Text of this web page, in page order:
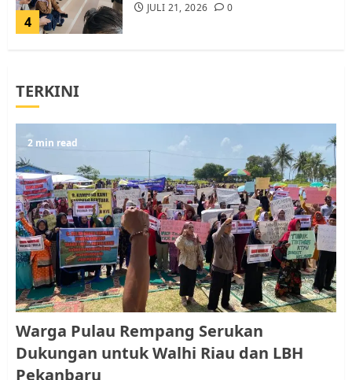
4
JULI 21, 2026 0
5
Resahkan Warga
JULI 17, 2026 0
1
Warga Pulau Rempang Serukan
Dukungan untuk Walhi Riau
dan LBH Pekanbaru
AGUSTUS 9, 2026 0
Pemko Batam Tegaskan RT dan
RW bukan Petugas Pendataan
dan Pemungutan Pajak
TERKINI
2 min read
Warga Pulau Rempang Serukan
Dukungan untuk Walhi Riau dan LBH
Pekanbaru